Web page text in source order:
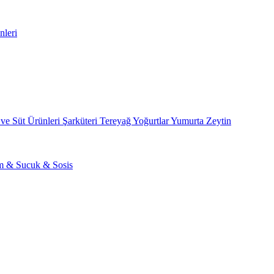
Süt Ürünleri Şarküteri TereyağYoğurtlarYumurta Zeytin
& Sucuk & Sosis